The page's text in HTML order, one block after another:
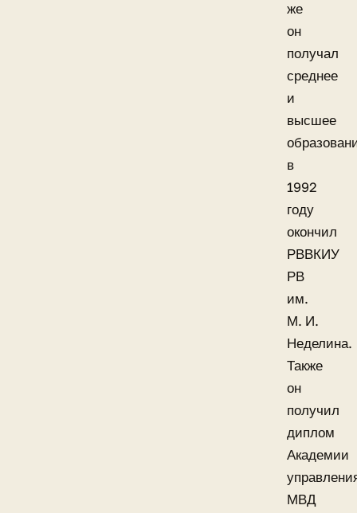
же
он
получал
среднее
и
высшее
в
1992
году
окончил
РВВКИУ
РВ
им.
М. И.
Неделина.
Также
он
получил
диплом
Академии
МВД